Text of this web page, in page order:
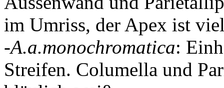
im Umriss, der Apex ist
-A.a.monochromatica:
Streifen. Columella und